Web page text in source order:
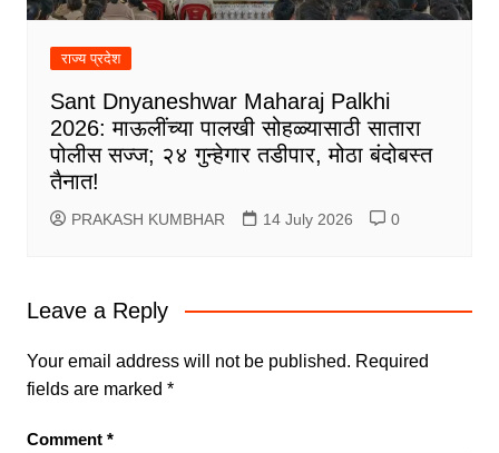
राज्य प्रदेश
Sant Dnyaneshwar Maharaj Palkhi
2026: माऊलींच्या पालखी सोहळ्यासाठी सातारा
पोलीस सज्ज; २४ गुन्हेगार तडीपार, मोठा बंदोबस्त
तैनात!
PRAKASH KUMBHAR 14 July 2026 0
Leave a Reply
Your email address will not be published. Required
fields are marked *
Comment *